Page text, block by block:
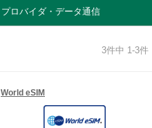
プロバイダ・データ通信
3件中 1-3件
World eSIM